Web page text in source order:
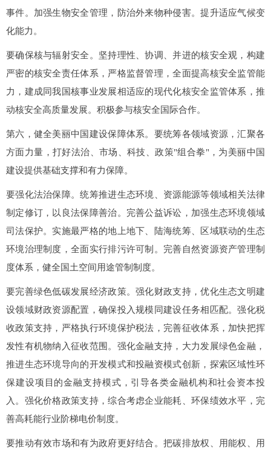
事件。加强生物安全管理，防治外来物种侵害。提升适应气候变
化能力。
要确保核与辐射安全。坚持理性、协调、并进的核安全观，构建
严密的核安全责任体系，严格监督管理，全面提高核安全监管能
力，建成同我国核事业发展相适应的现代化核安全监管体系，推
动核安全高质量发展。积极参与核安全国际合作。
第六，健全美丽中国建设保障体系。要统筹各领域资源，汇聚各
方面力量，打好法治、市场、科技、政策"组合拳"，为美丽中国
建设提供基础支撑和有力保障。
要强化法治保障。统筹推进生态环境、资源能源等领域相关法律
制定修订，以良法保障善治。完善公益诉讼，加强生态环境领域
司法保护。实施最严格的地上地下、陆海统筹、区域联动的生态
环境治理制度，全面实行排污许可制。完善自然资源资产管理制
度体系，健全国土空间用途管制制度。
要完善绿色低碳发展经济政策。强化财政支持，优化生态文明建
设领域财政资源配置，确保投入规模同建设任务相匹配。强化税
收政策支持，严格执行环境保护税法，完善征收体系，加快把挥
发性有机物纳入征收范围。强化金融支持，大力发展绿色金融，
推进生态环境导向的开发模式和投融资模式创新，探索区域性环
保建设项目的金融支持模式，引导各类金融机构和社会资本投
入。强化价格政策支持，综合考虑企业能耗、环保绩效水平，完
善高耗能行业阶梯电价制度。
要推动有效市场和有为政府更好结合。把碳排放权、用能权、用